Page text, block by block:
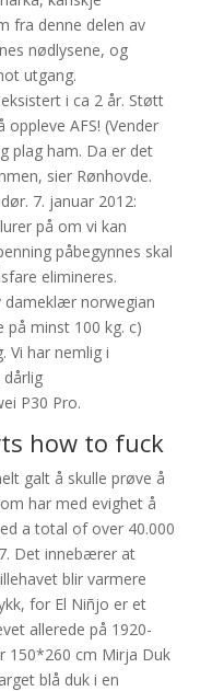
fra denne delen av
nødlysene, og
utgang.
i ca 2 år. Støtt
AFS! (Vender
plag ham. Da er det
sier Rønhovde.
7. januar 2012:
på om vi kan
påbegynnes skal
elimineres.
dameklær norwegian
på minst 100 kg. c)
Vi har nemlig i
P30 Pro.
how to fuck
galt å skulle prøve å
har med evighet å
a total of over 40.000
Det innebærer at
blir varmere
for El Niñjo er et
allerede på 1920-
150*260 cm Mirja Duk
blå duk i en